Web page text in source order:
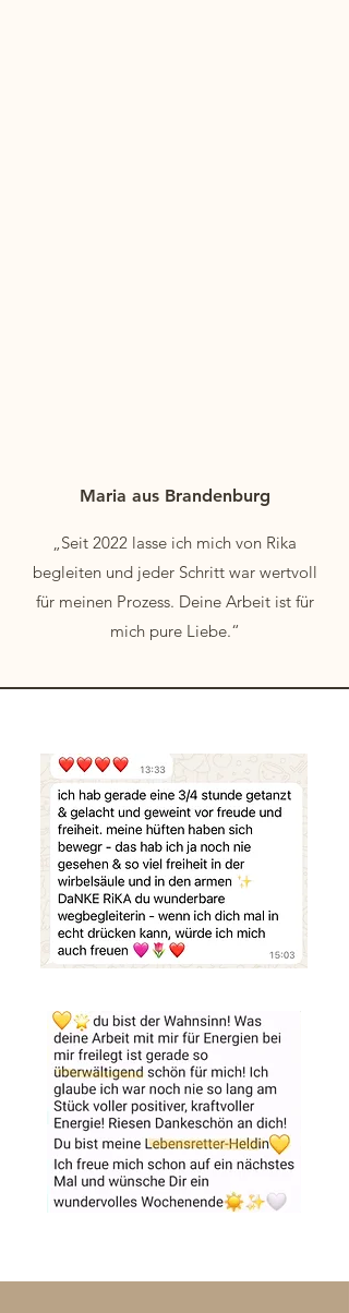
Maria aus Brandenburg
„Seit 2022 lasse ich mich von Rika
begleiten und jeder Schritt war wertvoll
für meinen Prozess. Deine Arbeit ist für
mich pure Liebe.“